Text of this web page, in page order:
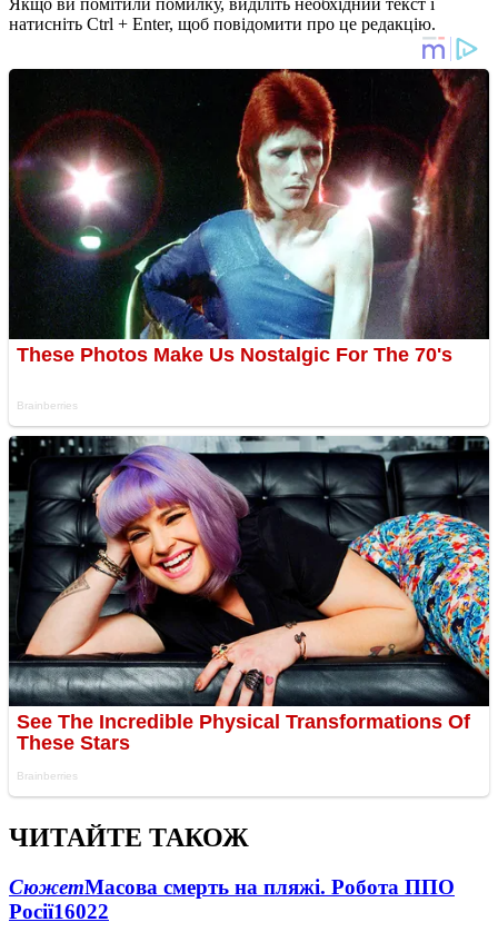
Якщо ви помітили помилку, виділіть необхідний текст і
натисніть Ctrl + Enter, щоб повідомити про це редакцію.
ЧИТАЙТЕ ТАКОЖ
СюжетМасова смерть на пляжі. Робота ППО
Росії16022